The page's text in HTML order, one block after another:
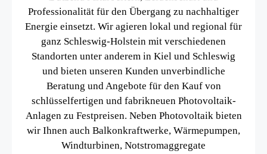
Professionalität für den Übergang zu nachhaltiger
Energie einsetzt. Wir agieren lokal und regional für
ganz Schleswig-Holstein mit verschiedenen
Standorten unter anderem in Kiel und Schleswig
und bieten unseren Kunden unverbindliche
Beratung und Angebote für den Kauf von
schlüsselfertigen und fabrikneuen Photovoltaik-
Anlagen zu Festpreisen. Neben Photovoltaik bieten
wir Ihnen auch Balkonkraftwerke, Wärmepumpen,
Windturbinen, Notstromaggregate